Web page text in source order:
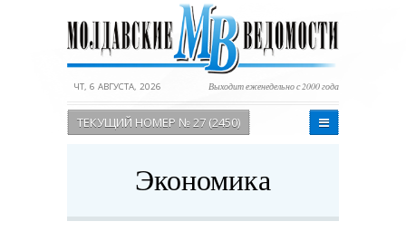
ЧТ, 6 АВГУСТА, 2026 Выходит еженедельно с 2000 года
ТЕКУЩИЙ НОМЕР № 27 (2450)
Экономика